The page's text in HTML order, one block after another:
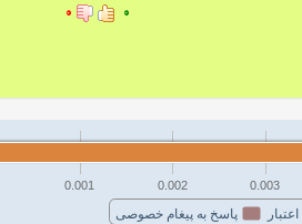
۰ ۰
اعتبار پاسخ به پیغام خصوصی
0.001 0.002 0.003